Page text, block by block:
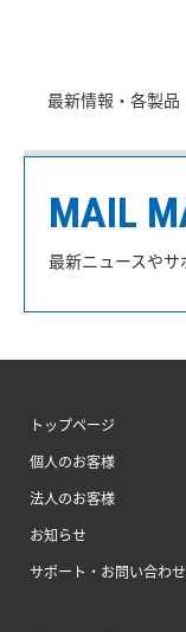
最新情報・各製
MAIL
最新ニュースや
トップページ
個人のお客様
法人のお客様
お知らせ
サポート・お問い合わせ